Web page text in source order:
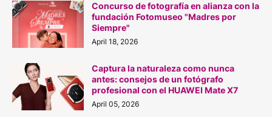
Concurso de fotografía en alianza con la
fundación Fotomuseo "Madres por
Siempre"
April 18, 2026
Captura la naturaleza como nunca
antes: consejos de un fotógrafo
profesional con el HUAWEI Mate X7
April 05, 2026